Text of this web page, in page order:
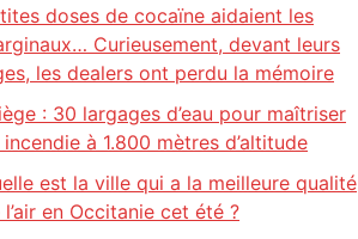
doses de cocaïne aidaient les
Curieusement, devant leurs
les dealers ont perdu la mémoire
: 30 largages d’eau pour maîtriser
incendie à 1.800 mètres d’altitude
est la ville qui a la meilleure qualité
l’air en Occitanie cet été ?